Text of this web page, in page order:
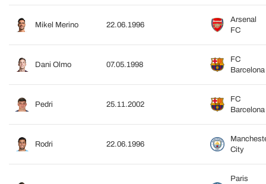
Mikel Merino 22.06.1996
Arsenal
FC
Dani Olmo 07.05.1998
FC
Barcelona
Pedri 25.11.2002
FC
Barcelona
Rodri 22.06.1996
City
Paris